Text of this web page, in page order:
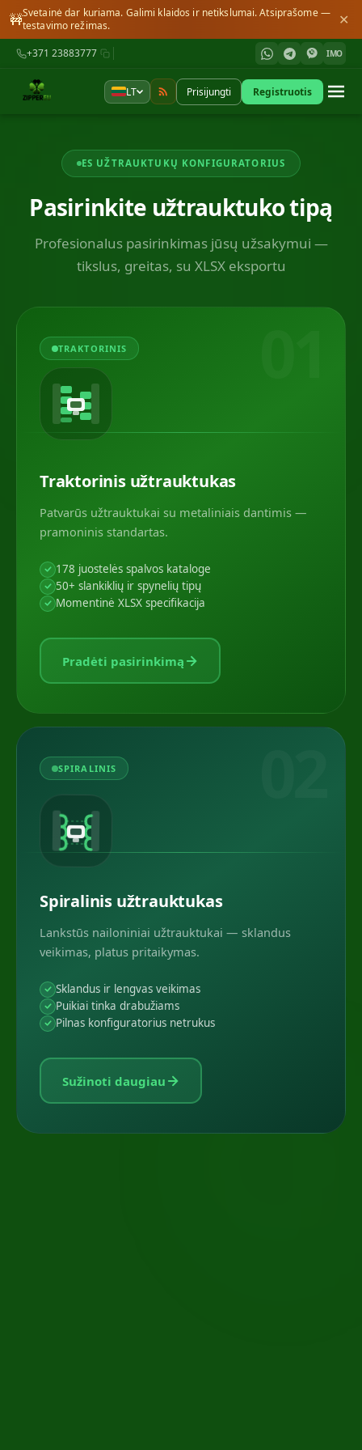
🚧Svetainė dar kuriama. Galimi klaidos ir netikslumai. Atsiprašome —
testavimo režimas.
✕
+371 23883777 IMO
LT Prisijungti Registruotis
ES UŽTRAUKTUKŲ KONFIGURATORIUS
Pasirinkite užtrauktuko tipą
Profesionalus pasirinkimas jūsų užsakymui —
tikslus, greitas, su XLSX eksportu
TRAKTORINIS
Traktorinis užtrauktukas
Patvarūs užtrauktukai su metaliniais dantimis —
pramoninis standartas.
178 juostelės spalvos kataloge
50+ slankiklių ir spynelių tipų
Momentinė XLSX specifikacija
Pradėti pasirinkimą
SPIRALINIS
Spiralinis užtrauktukas
Lankstūs nailoniniai užtrauktukai — sklandus
veikimas, platus pritaikymas.
Sklandus ir lengvas veikimas
Puikiai tinka drabužiams
Pilnas konfiguratorius netrukus
Sužinoti daugiau